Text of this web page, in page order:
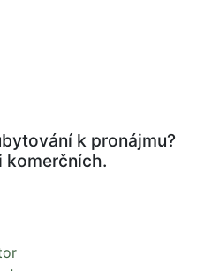
k pronájmu?
komerčních.